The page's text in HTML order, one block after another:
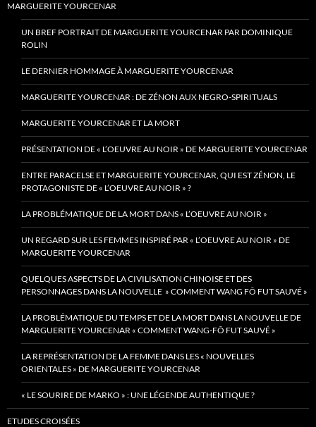
MARGUERITE YOURCENAR
UN BREF PORTRAIT DE MARGUERITE YOURCENAR PAR DOMINIQUE
ROLIN
LE DERNIER HOMMAGE À MARGUERITE YOURCENAR
MARGUERITE YOURCENAR : DE ZÉNON AUX NEGRO-SPIRITUALS
MARGUERITE YOURCENAR ET LA MORT
PRÉSENTATION DE « L’OEUVRE AU NOIR » DE MARGUERITE YOURCENAR
ENTRE PARACELSE ET MARGUERITE YOURCENAR, QUI EST ZÉNON, LE
PROTAGONISTE DE « L’OEUVRE AU NOIR » ?
LA PROBLÉMATIQUE DE LA MORT DANS « L’OEUVRE AU NOIR »
UN REGARD SUR LES FEMMES INSPIRÉ PAR « L’OEUVRE AU NOIR » DE
MARGUERITE YOURCENAR
QUELQUES ASPECTS DE LA CIVILISATION CHINOISE ET DES
PERSONNAGES DANS LA NOUVELLE » COMMENT WANG FÔ FUT SAUVÉ »
LA PROBLÉMATIQUE DU TEMPS ET DE LA MORT DANS LA NOUVELLE DE
MARGUERITE YOURCENAR « COMMENT WANG-FÔ FUT SAUVÉ »
LA REPRÉSENTATION DE LA FEMME DANS LES « NOUVELLES
ORIENTALES » DE MARGUERITE YOURCENAR
« LE SOURIRE DE MARKO » : UNE LÉGENDE AUTHENTIQUE ?
ETUDES CROISÉES